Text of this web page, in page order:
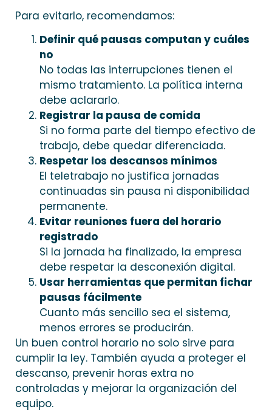
Para evitarlo, recomendamos:
Definir qué pausas computan y cuáles
no
No todas las interrupciones tienen el
mismo tratamiento. La política interna
debe aclararlo.
Registrar la pausa de comida
Si no forma parte del tiempo efectivo de
trabajo, debe quedar diferenciada.
Respetar los descansos mínimos
El teletrabajo no justifica jornadas
continuadas sin pausa ni disponibilidad
permanente.
Evitar reuniones fuera del horario
registrado
Si la jornada ha finalizado, la empresa
debe respetar la desconexión digital.
Usar herramientas que permitan fichar
pausas fácilmente
Cuanto más sencillo sea el sistema,
menos errores se producirán.
Un buen control horario no solo sirve para
cumplir la ley. También ayuda a proteger el
descanso, prevenir horas extra no
controladas y mejorar la organización del
equipo.